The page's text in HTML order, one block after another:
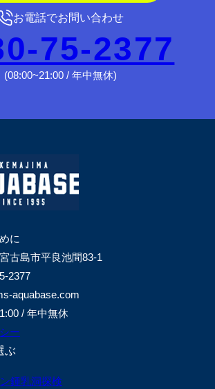
お電話でお問い合わせ
75-2377
(08:00~21:00 / 年中無休)
に
古島市平良池間83-1
2377
aquabase.com
/ 年中無休
ー
ぶ
鍾乳洞探検